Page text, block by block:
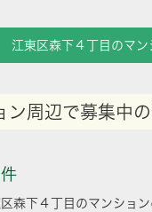
江東区森下４丁目のマ
ン周辺で募集中
森下４丁目のマンショ